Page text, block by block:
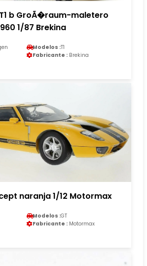
b GroÃ�raum-maletero
1/87 Brekina
Modelos :T1
Fabricante : Brekina
naranja 1/12 Motormax
Modelos :GT
Fabricante : Motormax